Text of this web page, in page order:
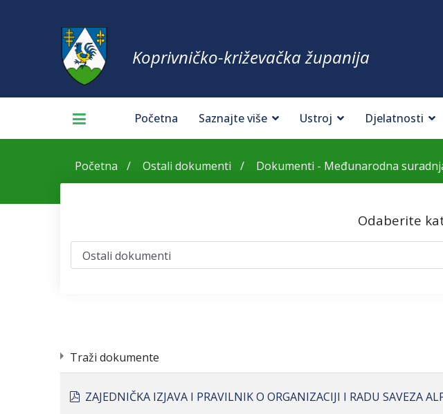
Koprivničko-križevačka županija
Početna Saznajte više Ustroj Djelatnosti
Početna Ostali dokumenti Dokumenti - Međunarodna
Odaberite
Traži dokumente
pdf
ZAJEDNIČKA IZJAVA I PRAVILNIK O ORGANIZACIJI I RADU SAVEZA